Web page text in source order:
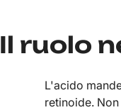
Il ruolo
L'acido
retinoide.